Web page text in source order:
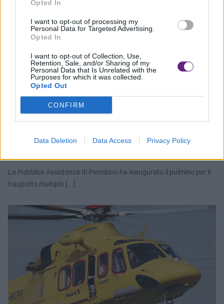
Opted In
I want to opt-out of processing my
Personal Data for Targeted Advertising.
Opted In
I want to opt-out of Collection, Use,
Retention, Sale, and/or Sharing of my
Personal Data that Is Unrelated with the
Purposes for which it was collected.
Opted Out
CONFIRM
Data Deletion Data Access Privacy Policy
Un nuovo pulmino per la pubblica assistenza di
La Pubblica Assistenza di Piombino ha inaugurato il pulmino per il
trasporto multiplo [...]